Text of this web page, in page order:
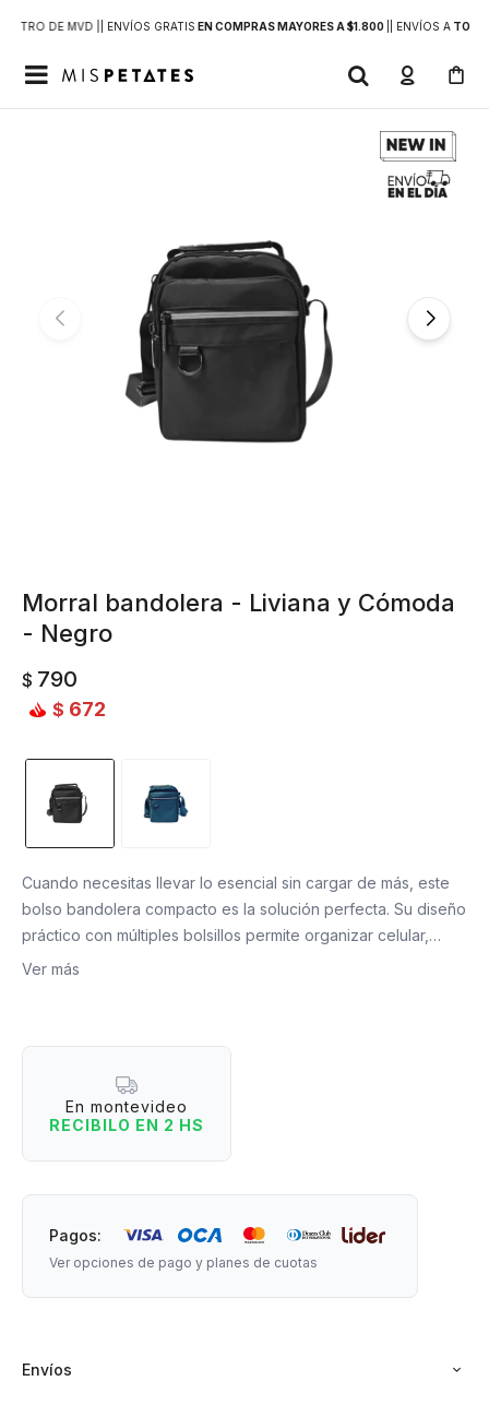
DE MVD | | ENVÍOS GRATIS EN COMPRAS MAYORES A $1.800 | ENVÍOS ATODO

Morral bandolera - Liviana y Cómoda
- Negro
$ 790
$ 672
Cuando necesitas llevar lo esencial sin cargar de más, este
bolso bandolera compacto es la solución perfecta. Su diseño
práctico con múltiples bolsillos permite organizar celular,
billetera, llaves y pequeños accesorios mientras te mueves
- Con un montón de bolsillos y compartimientos para
organizar todo.
- Diseñado para acompañarte en el día a día.
Medidas: 15 cm de ancho x 20 cm de largo x 6 cm de
espesor.
Ver más
En montevideo
RECIBILO EN 2 HS
Pagos:
Ver opciones de pago y planes de cuotas
Envíos